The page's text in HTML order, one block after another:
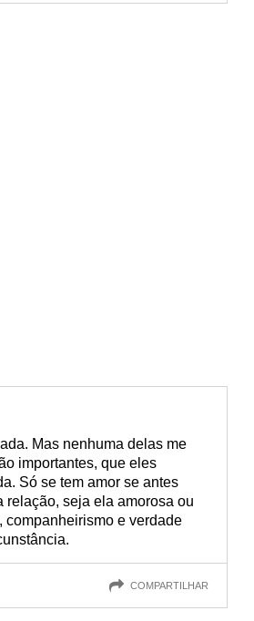
Mas nenhuma delas me
importantes, que eles
Só se tem amor se antes
relação, seja ela amorosa ou
e verdade
COMPARTILHAR